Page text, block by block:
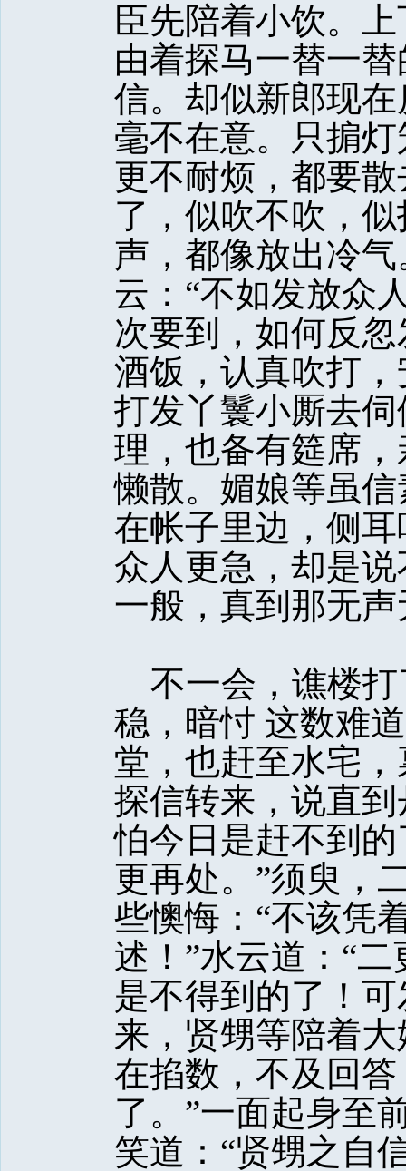
臣先陪着小饮。
由着探马一替一
信。却似新郎现
毫不在意。只掮
更不耐烦，都要
了，似吹不吹，
声，都像放出冷
云：“不如发放众
次要到，如何反
酒饭，认真吹打
打发丫鬟小厮去
理，也备有筵席
懒散。媚娘等虽
在帐子里边，侧
众人更急，却是
一般，真到那无
不一会，谯楼打
稳，暗忖 这数难
堂，也赶至水宅
探信转来，说直
怕今日是赶不到
更再处。”须臾，
些懊悔：“不该凭
述！”水云道：“
是不得到的了！
来，贤甥等陪着
在掐数，不及回
了。”一面起身至
笑道：“贤甥之自